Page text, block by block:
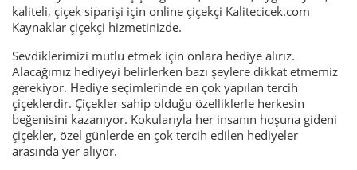
kaliteli, çiçek siparişi için online çiçekçi Kalitecicek.com
Kaynaklar çiçekçi hizmetinizde.
Sevdiklerimizi mutlu etmek için onlara hediye alırız.
Alacağımız hediyeyi belirlerken bazı şeylere dikkat etmemiz
gerekiyor. Hediye seçimlerinde en çok yapılan tercih
çiçeklerdir. Çiçekler sahip olduğu özelliklerle herkesin
beğenisini kazanıyor. Kokularıyla her insanın hoşuna gideni
çiçekler, özel günlerde en çok tercih edilen hediyeler
arasında yer alıyor.